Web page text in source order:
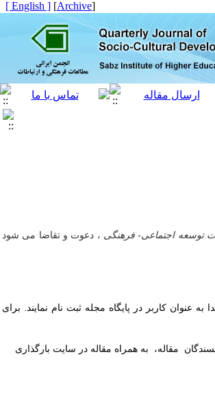
[
Archive
]
[ English ]
توسعه اجتماعی- فرهنگی ، دعوت و تقاضا می شود
به­ عنوان کاربر در پایگاه مجله ثبت نام نمایند. برای
مقاله، به همراه مقاله در سایت بارگذاری